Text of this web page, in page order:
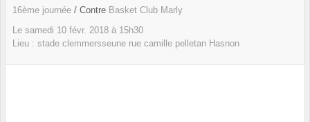
16ème journée / Contre Basket Club Marly
Le samedi 10 févr. 2018 à 15h30
Lieu : stade clemmersseune rue camille pelletan Hasnon